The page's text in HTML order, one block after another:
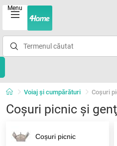
Menu
Voiaj și cumpărături Coşuri
Coşuri picnic şi
Coșuri picnic